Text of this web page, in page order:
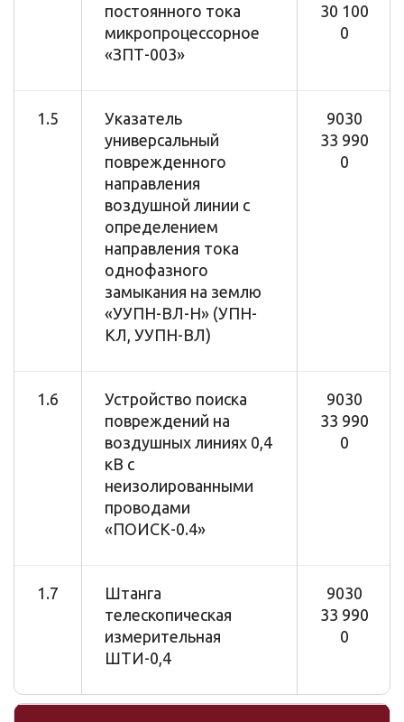
постоянного тока
микропроцессорное
«ЗПТ-003»
30 100
0
1.5
Указатель
универсальный
поврежденного
направления
воздушной линии с
определением
направления тока
однофазного
замыкания на землю
«УУПН-ВЛ-Н» (УПН-
КЛ, УУПН-ВЛ)
9030
33 990
0
1.6
Устройство поиска
повреждений на
воздушных линиях 0,4
кВ с
неизолированными
проводами
«ПОИСК-0.4»
9030
33 990
0
1.7
Штанга
телескопическая
измерительная
ШТИ-0,4
9030
33 990
0